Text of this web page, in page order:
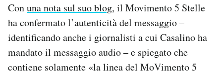
Conuna nota sul suo blog, il Movimento 5 Stelle
ha confermato l’autenticità del messaggio –
identificando anche i giornalisti a cui Casalino ha
mandato il messaggio audio – e spiegato che
contiene solamente «la linea del MoVimento 5